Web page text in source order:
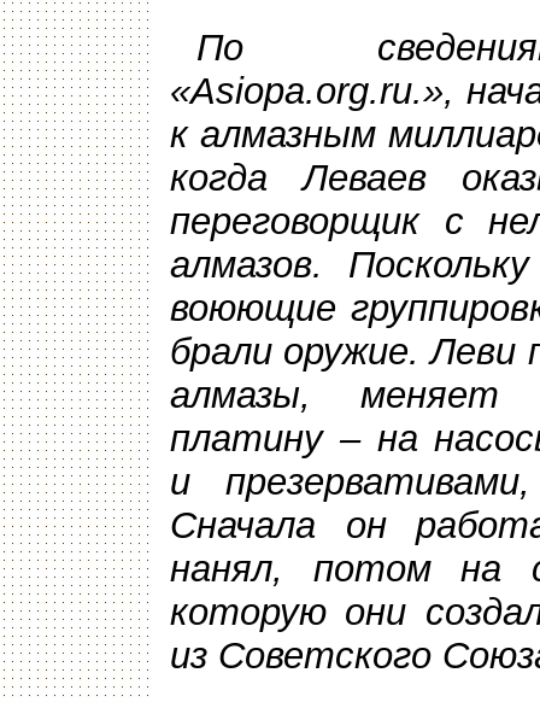
По
«Asiopa.org.ru.»,
к алмазным
когда Леваев
переговорщик с
алмазов.
воюющие
брали оружие. Леви
алмазы, меняет
платину – на
и
Сначала он
нанял, потом на
которую они
из Советского